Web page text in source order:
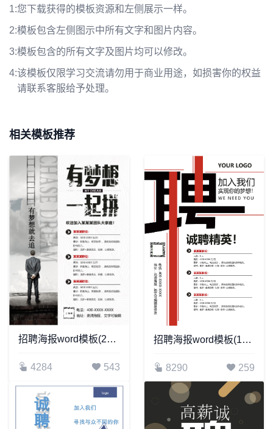
1:您下载获得的模板资源和左侧展示一样。
2:模板包含左侧图示中所有文字和图片内容。
3:模板包含的所有文字及图片均可以修改。
4:该模板仅限学习交流请勿用于商业用途，如损害你的权益
请联系客服给予处理。
相关模板推荐
招聘海报word模板(241)
4284 543
招聘海报word模板(105)
8290 259